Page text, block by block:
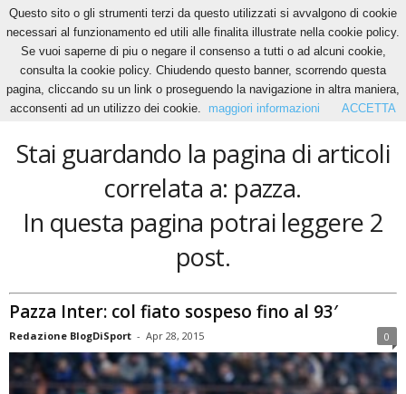
Home Tags Pazza
pazza
Stai guardando la pagina di articoli
correlata a: pazza.
In questa pagina potrai leggere 2
post.
Pazza Inter: col fiato sospeso fino al 93′
Redazione BlogDiSport - Apr 28, 2015 0
Questo sito o gli strumenti terzi da questo utilizzati si avvalgono di cookie
necessari al funzionamento ed utili alle finalita illustrate nella cookie policy.
Se vuoi saperne di piu o negare il consenso a tutti o ad alcuni cookie,
consulta la cookie policy. Chiudendo questo banner, scorrendo questa
pagina, cliccando su un link o proseguendo la navigazione in altra maniera,
acconsenti ad un utilizzo dei cookie.
maggiori informazioni ACCETTA